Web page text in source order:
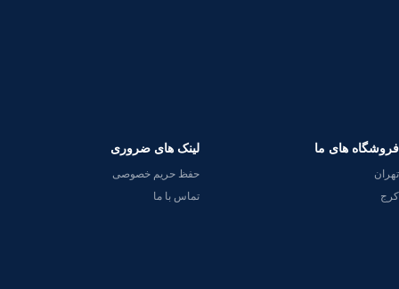
فروشگاه های ما
تهران
کرج
لینک های ضروری
حفظ حریم خصوصی
تماس با ما